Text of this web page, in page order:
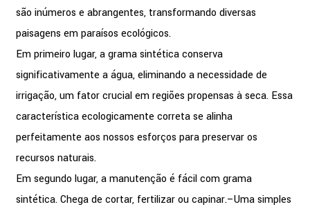
são inúmeros e abrangentes, transformando diversas
paisagens em paraísos ecológicos.
Em primeiro lugar, a grama sintética conserva
significativamente a água, eliminando a necessidade de
irrigação, um fator crucial em regiões propensas à seca. Essa
característica ecologicamente correta se alinha
perfeitamente aos nossos esforços para preservar os
recursos naturais.
Em segundo lugar, a manutenção é fácil com grama
sintética. Chega de cortar, fertilizar ou capinar.–Uma simples